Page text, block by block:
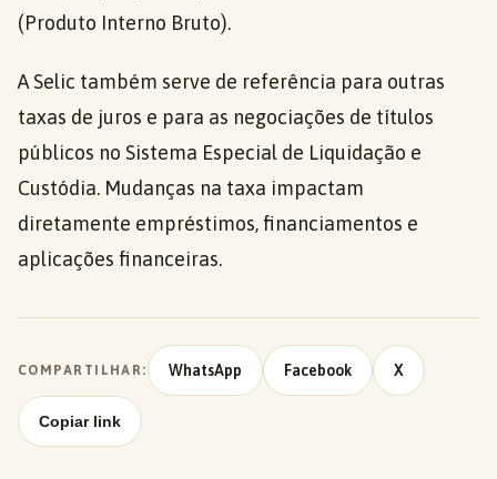
(Produto Interno Bruto).
A Selic também serve de referência para outras
taxas de juros e para as negociações de títulos
públicos no Sistema Especial de Liquidação e
Custódia. Mudanças na taxa impactam
diretamente empréstimos, financiamentos e
aplicações financeiras.
COMPARTILHAR: WhatsApp Facebook X
Copiar link